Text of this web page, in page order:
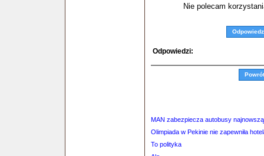
Nie polecam
Odpowiedz
Odpowiedzi:
MAN zabezpiecza autobusy
Olimpiada w Pekinie nie zapewniła
To polityka